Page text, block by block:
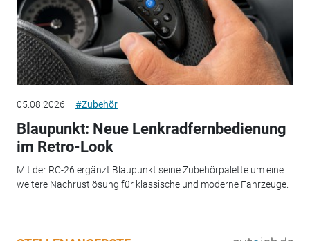
05.08.2026 #Zubehör
Blaupunkt: Neue Lenkradfernbedienung
im Retro-Look
Mit der RC-26 ergänzt Blaupunkt seine Zubehörpalette um eine
weitere Nachrüstlösung für klassische und moderne Fahrzeuge.